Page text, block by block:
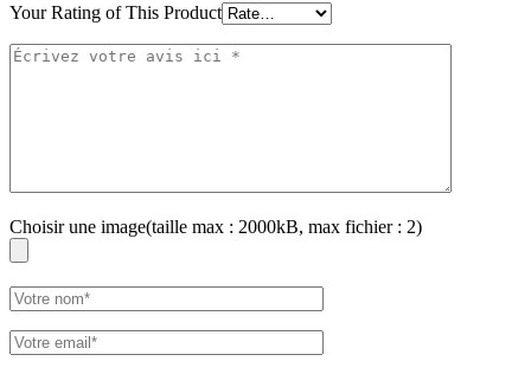
Your Rating of This Product
Choisir une image(taille max : 2000kB, max fichier : 2)